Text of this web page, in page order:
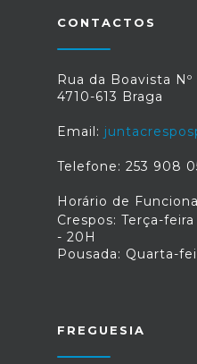
CONTACTOS
Rua da Boavista Nº
4710-613 Braga
Email:
Telefone: 253 908
Horário de
Crespos: Terça-
- 20H
Pousada: Quarta-
FREGUESIA